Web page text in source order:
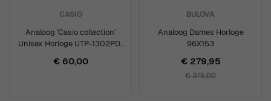
CASIO
Analoog 'Casio collection'
Unisex Horloge UTP-1302PD-
€ 60,00
BULOVA
Analoog Dames Horloge
96X153
€ 279,95
€ 375,00